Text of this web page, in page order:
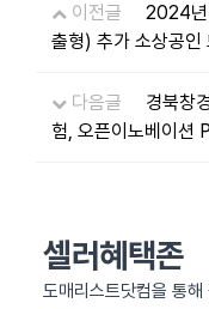
이전글
2024년
출형) 추가 소상공인
다음글
경북창
험, 오픈이노베이션
셀러혜택존
도매리스트닷컴을 통